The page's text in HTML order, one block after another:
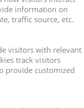
information on
traffic source, etc.
visitors with relevant
track visitors
provide customized